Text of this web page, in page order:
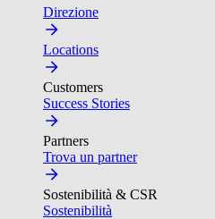
Direzione
Locations
Customers
Success Stories
Partners
Trova un partner
Sostenibilità & CSR
Sostenibilità